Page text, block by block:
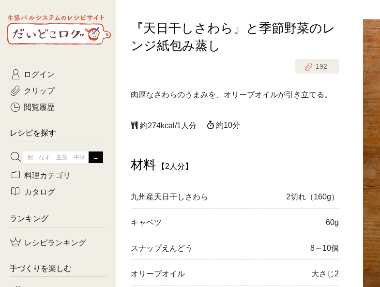
生協パルシステムのレシピ
サイト
だいどこログ
『天日干しさわら』と季節野菜のレ
ンジ紙包み蒸し
192
肉厚なさわらのうまみを、オリーブオイルが引き立てる。
約274kcal/1人分 約10分
材料 【2人分】
九州産天日干しさわら 2切れ（160g）
キャベツ 60g
スナップえんどう 8～10個
オリーブオイル 大さじ2
ログイン
クリップ
閲覧履歴
レシピを探す
ひとさじのときめき時間
農家生まれの野菜レシピ
3日分ごはんセット（2人分）
3日分ごはんセット（3人分）
牛肉 豚肉
鶏肉 ひき肉
ピーマン
料理カテゴリ
主菜 副菜
サラダ・あえもの
おつまみ おやつ・デザート
カタログ
コトコト
乾物屋さん
探す
ランキング
レシピランキング
手づくりを楽しむ